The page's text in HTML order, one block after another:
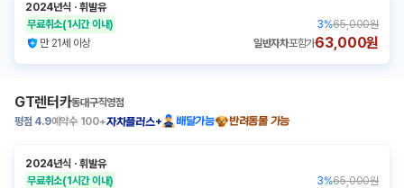
2024년식 ㆍ휘발유
무료취소(1시간 이내) 3%65,000원
만 21세 이상
일반자차포함가63,000원
GT렌터카동대구직영점
평점 4.9예약수 100+자차플러스+ 배달가능 반려동물 가능
2024년식 ㆍ휘발유
무료취소(1시간 이내) 3%65,000원